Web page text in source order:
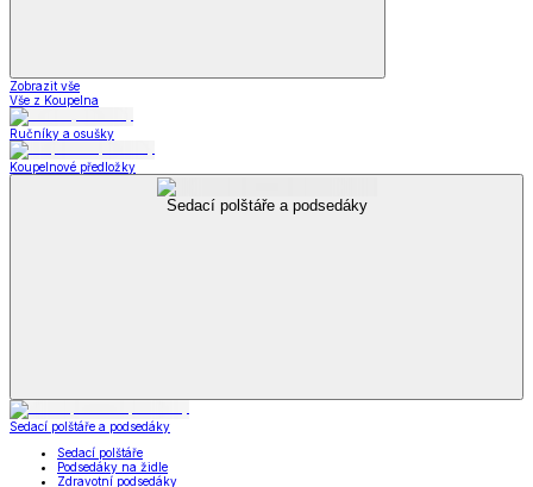
Zobrazit vše
Vše z Koupelna
Ručníky a osušky
Koupelnové předložky
Sedací polštáře a podsedáky
Sedací polštáře a podsedáky
Sedací polštáře
Podsedáky na židle
Zdravotní podsedáky